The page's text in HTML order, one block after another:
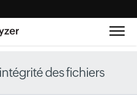
des fichiers